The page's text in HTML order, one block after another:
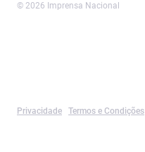
© 2026 Imprensa Nacional
Privacidade Termos e Condições